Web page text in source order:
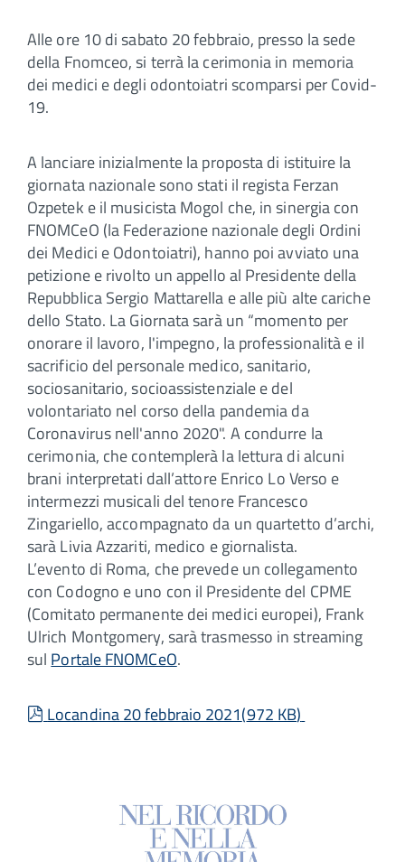
Alle ore 10 di sabato 20 febbraio, presso la sede
della Fnomceo, si terrà la cerimonia in memoria
dei medici e degli odontoiatri scomparsi per Covid-
19.
A lanciare inizialmente la proposta di istituire la
giornata nazionale sono stati il regista Ferzan
Ozpetek e il musicista Mogol che, in sinergia con
FNOMCeO (la Federazione nazionale degli Ordini
dei Medici e Odontoiatri), hanno poi avviato una
petizione e rivolto un appello al Presidente della
Repubblica Sergio Mattarella e alle più alte cariche
dello Stato. La Giornata sarà un “momento per
onorare il lavoro, l'impegno, la professionalità e il
sacrificio del personale medico, sanitario,
sociosanitario, socioassistenziale e del
volontariato nel corso della pandemia da
Coronavirus nell'anno 2020". A condurre la
cerimonia, che contemplerà la lettura di alcuni
brani interpretati dall’attore Enrico Lo Verso e
intermezzi musicali del tenore Francesco
Zingariello, accompagnato da un quartetto d’archi,
sarà Livia Azzariti, medico e giornalista.
L’evento di Roma, che prevede un collegamento
con Codogno e uno con il Presidente del CPME
(Comitato permanente dei medici europei), Frank
Ulrich Montgomery, sarà trasmesso in streaming
sul Portale FNOMCeO.
pdf
Locandina 20 febbraio 2021(972 KB)